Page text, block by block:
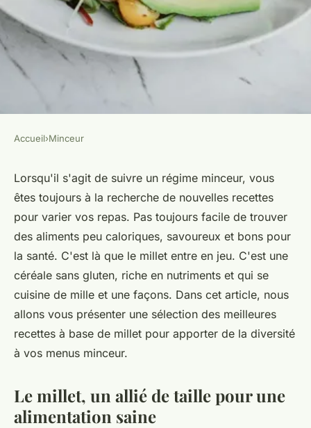
Quelles sont les meilleures
recettes de plats à base de
millet pour varier les menus
minceur?
Soan•4 juin 2024•6 min de lecture
Accueil›Minceur
Lorsqu'il s'agit de suivre un régime minceur, vous
êtes toujours à la recherche de nouvelles recettes
pour varier vos repas. Pas toujours facile de trouver
des aliments peu caloriques, savoureux et bons pour
la santé. C'est là que le millet entre en jeu. C'est une
céréale sans gluten, riche en nutriments et qui se
cuisine de mille et une façons. Dans cet article, nous
allons vous présenter une sélection des meilleures
recettes à base de millet pour apporter de la diversité
à vos menus minceur.
Le millet, un allié de taille pour une
alimentation saine